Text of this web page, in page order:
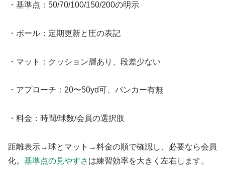
・基準点：50/70/100/150/200の明示
・ボール：定期更新と圧の表記
・マット：クッション層あり、段差少ない
・アプローチ：20〜50yd可、バンカー有無
・料金：時間/球数/会員の選択肢
距離表示→球とマット→料金の順で確認し、必要なら会員
化。 基準点の見やすさ は練習効率を大きく左右します。